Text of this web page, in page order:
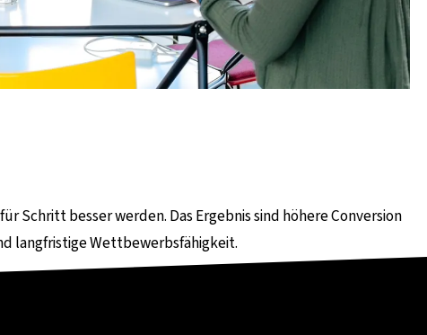
Schritt besser werden. Das Ergebnis sind höhere Conversion
langfristige Wettbewerbsfähigkeit.